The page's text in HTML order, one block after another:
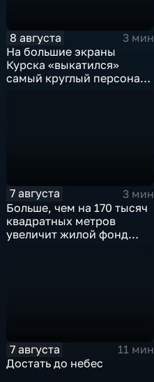
8 августа
3 мин
На большие экраны
Курска «выкатился»
самый круглый персонаж
7 августа
3 мин
Больше, чем на 170 тысяч
квадратных метров
увеличит жилой фонд
7 августа
11 мин
Достать до небес